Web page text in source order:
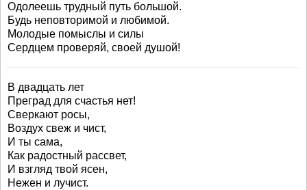
Одолеешь трудный путь большой.
Будь неповторимой и любимой.
Молодые помыслы и силы
Сердцем проверяй, своей душой!
В двадцать лет
Преград для счастья нет!
Сверкают росы,
Воздух свеж и чист,
И ты сама,
Как радостный рассвет,
И взгляд твой ясен,
Нежен и лучист.